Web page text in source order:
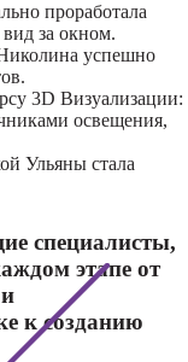
проработала
за окном.
успешно
3D Визуализации:
освещения,
Ульяны стала
специалисты,
этапе от
к созданию